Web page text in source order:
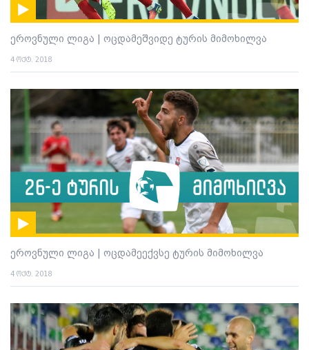
ეროვნული ლიგა | ოცდამეშვიდე ტურის მიმოხილვა
4 ოქტ. 2018
ეროვნული ლიგა | ოცდამეექვსე ტურის მიმოხილვა
4 ოქტ. 2018